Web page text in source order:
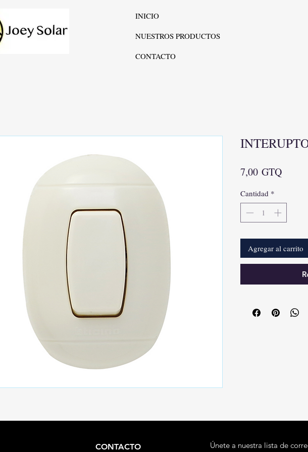
INICIO
NUESTROS PRODUCTOS
CONTACTO
7,00 GTQPrecio
Cantidad *
Agregar al carrito
Únete a nuestra lista de
CONTACTO